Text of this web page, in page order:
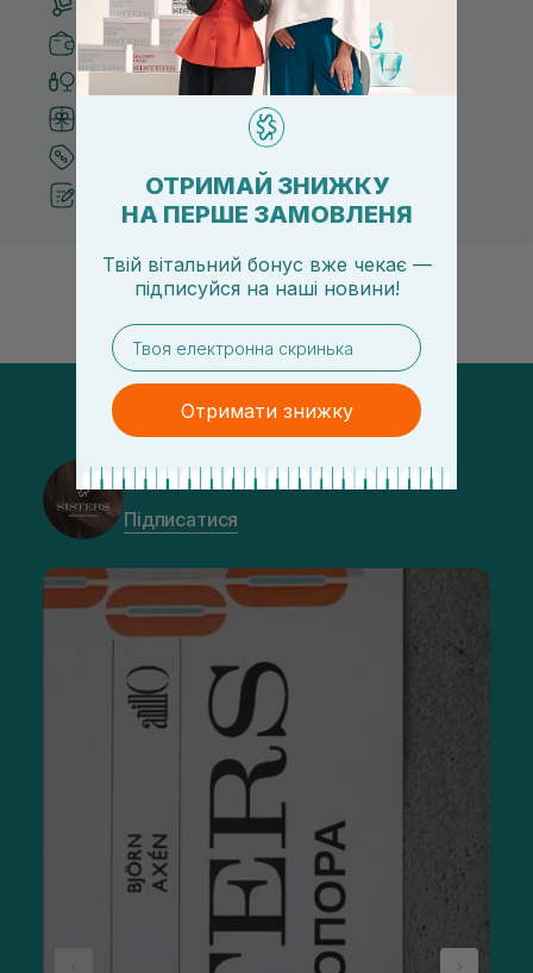
Безкоштовна доставка від 3000 UAH
Безпечні способи оплати
Тільки оригінальна косметика
Система бонусів та лояльності
Рекомендації від косметологів
@sisters_stelmakh в Instagram
Підписатися
ОТРИМАЙ ЗНИЖКУ
НА ПЕРШЕ ЗАМОВЛЕНЯ
Твій вітальний бонус вже чекає —
підписуйся на наші новини!
email
Отримати знижку